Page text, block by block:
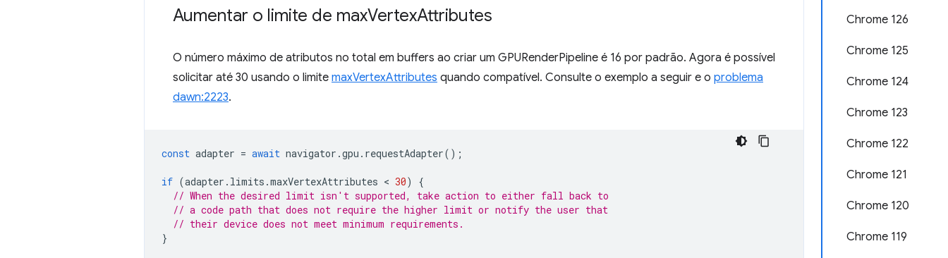
Chrome 126
Chrome 125
Chrome 124
Chrome 123
Chrome 122
Chrome 121
Chrome 120
Chrome 119
Aumentar o limite de maxVertexAttributes
O número máximo de atributos no total em buffers ao criar um GPURenderPipeline é 16 por padrão. Agora é possível
solicitar até 30 usando o limite maxVertexAttributes quando compatível. Consulte o exemplo a seguir e o problema
dawn:2223.
const adapter = await navigator .gpu . requestAdapter();
if (adapter . limits .maxVertexAttributes < 30)
{
// When the desired limit isn't supported, take action to either fall back to
// a code path that does not require the higher limit or notify the user that
// their device does not meet minimum requirements.
}